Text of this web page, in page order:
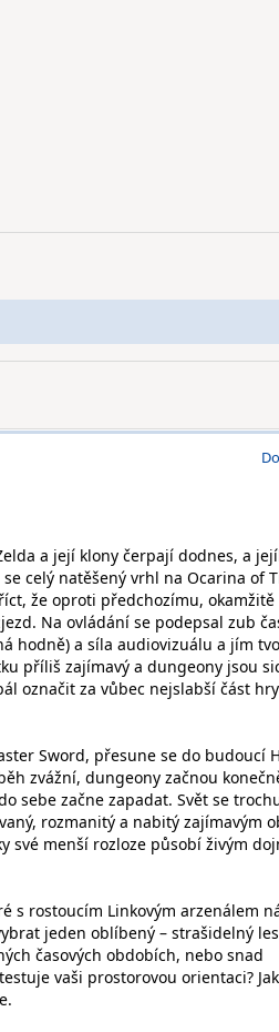
a její klony čerpají dodnes, a
celý natěšený vrhl na Ocarina of
že oproti předchozímu, okamžitě
Na ovládání se podepsal zub
hodně) a síla audiovizuálu a jím
příliš zajímavý a dungeony jsou
označit za vůbec nejslabší část
Sword, přesune se do budoucí
zvážní, dungeony začnou
sebe začne zapadat. Svět se
rozmanitý a nabitý zajímavým
své menší rozloze působí živým
s rostoucím Linkovým arzenálem
jeden oblíbený – strašidelný
časových obdobích, nebo snad
vaši prostorovou orientaci?